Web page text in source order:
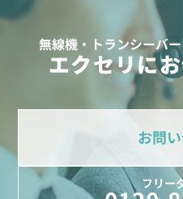
無線機・トランシーバ
エクセリに
お問
フリー